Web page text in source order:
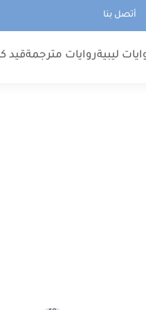
أتصل بنا
ليبيةروايات مترجمةقيد